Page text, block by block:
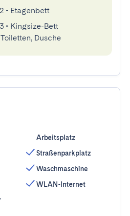
• Etagenbett
• Kingsize-Bett
Toiletten, Dusche
Arbeitsplatz
Straßenparkplatz
Waschmaschine
WLAN-Internet